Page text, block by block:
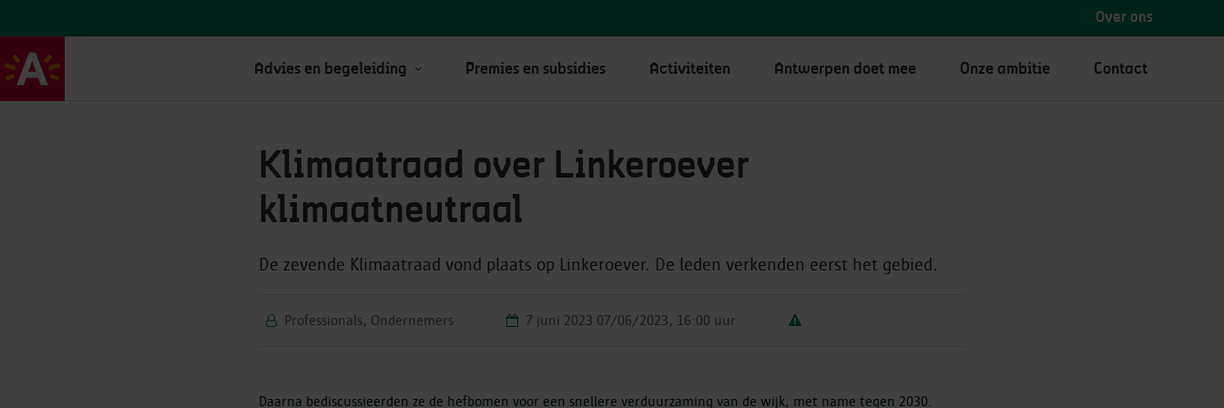
Over ons
Advies en begeleiding Premies en subsidies Activiteiten Antwerpen doet mee Onze ambitie Contact
Klimaatraad over Linkeroever
klimaatneutraal
De zevende Klimaatraad vond plaats op Linkeroever. De leden verkenden eerst het gebied.
Professionals, Ondernemers 7 juni 2023 07/06/2023, 16:00 uur
Daarna bediscussieerden ze de hefbomen voor een snellere verduurzaming van de wijk, met name tegen 2030.